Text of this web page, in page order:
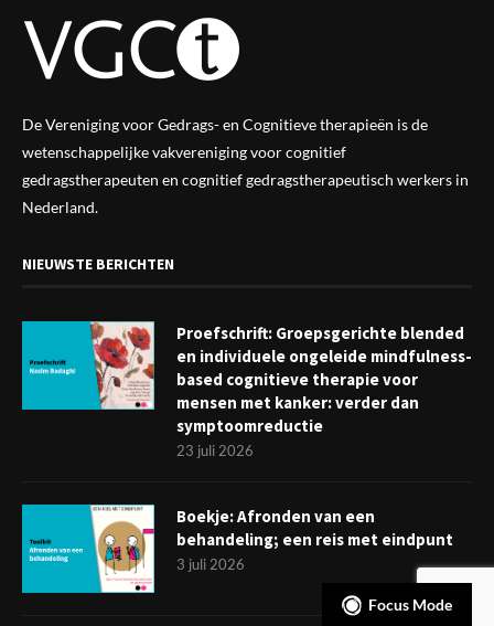
De Vereniging voor Gedrags- en Cognitieve therapieën is de
wetenschappelijke vakverenigingvoor cognitief
gedragstherapeuten en cognitief gedragstherapeutisch werkers in
Nederland.
NIEUWSTE BERICHTEN
Proefschrift: Groepsgerichte blended
en individuele ongeleide mindfulness-
based cognitieve therapie voor
mensen met kanker: verder dan
symptoomreductie
23 juli 2026
Boekje: Afronden van een
behandeling; een reis met eindpunt
3 juli 2026
Focus Mode